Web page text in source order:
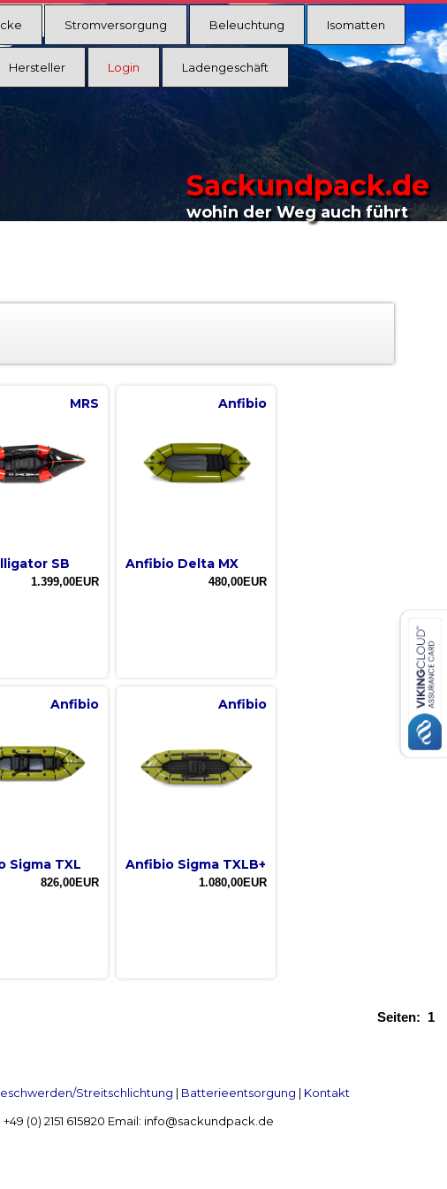
Stromversorgung Beleuchtung Isomatten
Hersteller Login Ladengeschäft
Sackundpack.de
wohin der Weg auch führt
MRS
SB
1.399,00EUR
Anfibio
Anfibio Delta MX
480,00EUR
Anfibio
Sigma TXL
826,00EUR
Anfibio
Anfibio Sigma TXLB+
1.080,00EUR
Seiten: 1
Streitschlichtung | Batterieentsorgung | Kontakt
(0) 2151 615820 Email: info@sackundpack.de